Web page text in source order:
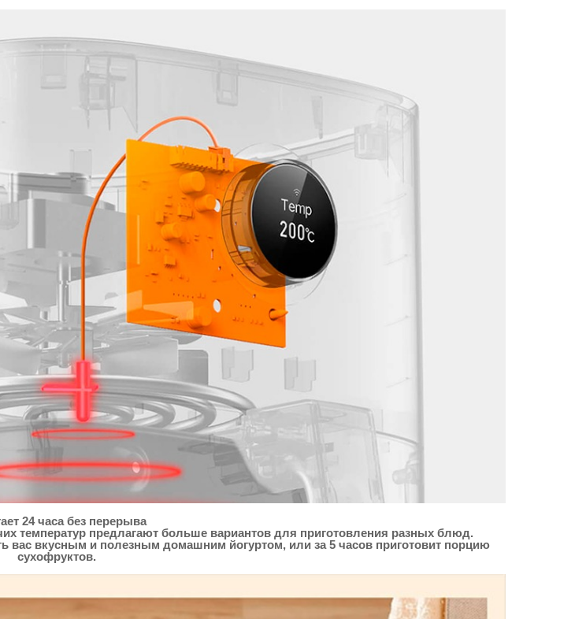
24 часа без перерыва
температур предлагают больше вариантов для приготовления разных блюд.
вас вкусным и полезным домашним йогуртом, или за 5 часов приготовит порцию
сухофруктов.